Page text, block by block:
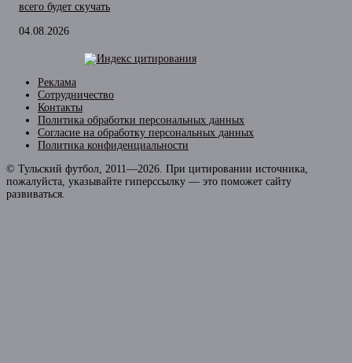
всего будет скучать
04.08.2026
Реклама
Сотрудничество
Контакты
Политика обработки персональных данных
Согласие на обработку персональных данных
Политика конфиденциальности
© Тульский футбол, 2011—2026. При цитировании источника,
пожалуйста, указывайте гиперссылку — это поможет сайту
развиваться.